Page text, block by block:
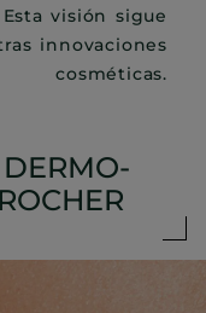
visión sigue
innovaciones
cosméticas.